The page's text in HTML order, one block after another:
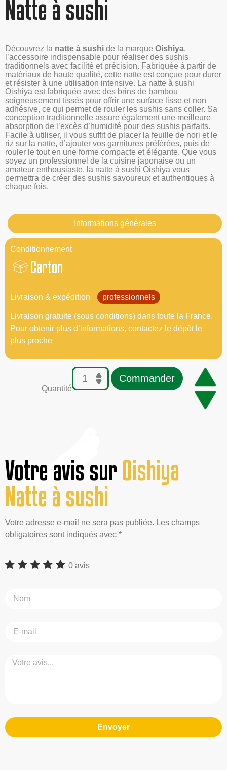
Natte à sushi
Découvrez la natte à sushi de la marque Oishiya,
l’accessoire indispensable pour réaliser des sushis
traditionnels avec facilité et précision. Fabriquée à partir de
matériaux de haute qualité, cette natte est conçue pour durer
et résister à une utilisation intensive. La natte à sushi
Oishiya est fabriquée avec des brins de bambou
soigneusement tissés pour offrir une surface lisse et non
adhésive, ce qui permet de rouler les sushis sans coller. Sa
conception traditionnelle assure également une meilleure
absorption de l’excès d’humidité pour des sushis parfaits.
Facile à utiliser, il vous suffit de placer la feuille de nori et le
riz sur la natte, d’ajouter vos garnitures préférées, puis de
rouler le tout en une forme compacte et élégante. Que vous
soyez un professionnel de la cuisine japonaise ou un
amateur enthousiaste, la natte à sushi Oishiya vous
permettra de créer des sushis savoureux et authentiques à
chaque fois.
Informations générales
Conditionnement
Carton
Livraison & expédition professionnels
Livraison gratuite (sous conditions) dans toute la France.
Pour obtenir plus d’informations, contactez le dépôt le
plus proche
Quantité
Commander
Votre avis surOishiya
Natte à sushi
Votre adresse e-mail ne sera pas publiée. Les champs
obligatoires sont indiqués avec *
0 avis
Envoyer